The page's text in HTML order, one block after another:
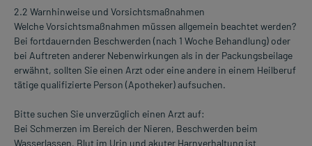
2.2 Warnhinweise und Vorsichtsmaßnahmen
Welche Vorsichtsmaßnahmen müssen allgemein beachtet werden?
Bei fortdauernden Beschwerden (nach 1 Woche Behandlung) oder
bei Auftreten anderer Nebenwirkungen als in der Packungsbeilage
erwähnt, sollten Sie einen Arzt oder eine andere in einem Heilberuf
tätige qualifizierte Person (Apotheker) aufsuchen.
Bitte suchen Sie unverzüglich einen Arzt auf:
Bei Schmerzen im Bereich der Nieren, Beschwerden beim
Wasserlassen, Blut im Urin und akuter Harnverhaltung ist